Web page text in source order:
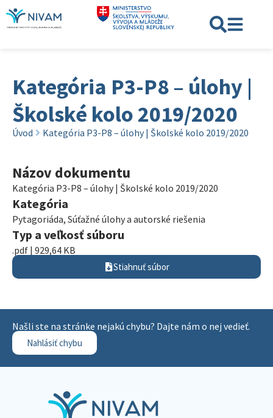
Kategória P3-P8 – úlohy |
Školské kolo 2019/2020
Úvod Kategória P3-P8 – úlohy | Školské kolo 2019/2020
Názov dokumentu
Kategória P3-P8 – úlohy | Školské kolo 2019/2020
Kategória
Pytagoriáda, Súťažné úlohy a autorské riešenia
Typ a veľkosť súboru
.pdf | 929,64 KB
Stiahnuť súbor
Našli ste na stránke nejakú chybu? Dajte nám o nej vedieť.
Nahlásiť chybu